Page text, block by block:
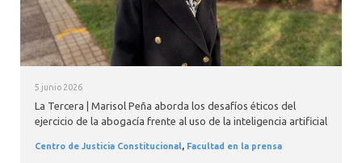
5 junio 2026
La Tercera | Marisol Peña aborda los desafíos éticos del
ejercicio de la abogacía frente al uso de la inteligencia artificial
Centro de Justicia Constitucional, Facultad en la prensa